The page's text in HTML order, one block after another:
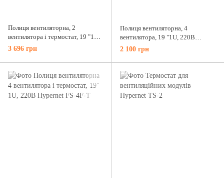
Полиця вентиляторна, 2
вентилятора і термостат, 19 "1U,
220В Hypernet FS-2F-T
3 696 грн
Полиця вентиляторна, 4
вентилятора, 19 "1U, 220В
Hypernet FS-4F
2 100 грн